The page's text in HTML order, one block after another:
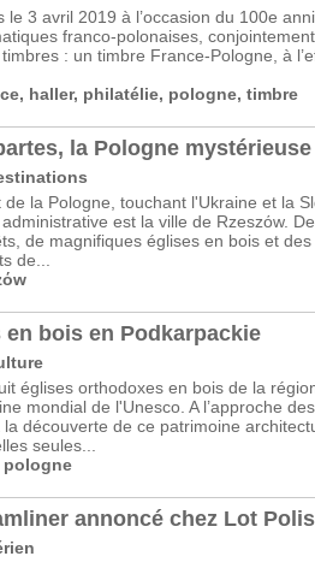
le 3 avril 2019 à l’occasion du 100e
franco-polonaises,
: un timbre France-Pologne, à
, haller, philatélie, pologne, timbre
la Pologne mystérieuse
de la Pologne, touchant l'Ukraine et la
est la ville de Rzeszόw.
de magnifiques églises en bois et
de...
en bois en Podkarpackie
églises orthodoxes en bois de la
mondial de l'Unesco. A l’approche
la découverte de ce patrimoine
seules...
pologne
annoncé chez Lot